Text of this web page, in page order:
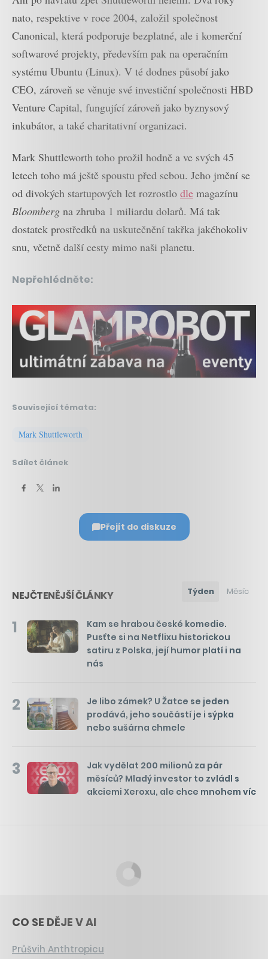
nato, respektive v roce 2004, založil společnost
Canonical, která podporuje bezplatné, ale i komerční
softwarové projekty, především pak na operačním
systému Ubuntu (Linux). V té dodnes působí jako
CEO, zároveň se věnuje své investiční společnosti HBD
Venture Capital, fungující zároveň jako byznysový
inkubátor, a také charitativní organizaci.
Mark Shuttleworth toho prožil hodně a ve svých 45
letech toho má ještě spoustu před sebou. Jeho jmění se
od divokých startupových let rozrostlo dle magazínu
Bloomberg na zhruba 1 miliardu dolarů. Má tak
dostatek prostředků na uskutečnění takřka jakéhokoliv
snu, včetně další cesty mimo naši planetu.
Nepřehlédněte:
Související témata:
Mark Shuttleworth
Sdílet článek
Přejít do diskuze
NEJČTENĚJŠÍ ČLÁNKY Týden Měsíc
1
Kam se hrabou české komedie.
Pusťte si na Netflixu historickou
satiru z Polska, její humor platí i na
nás
2
Je libo zámek? U Žatce se jeden
prodává, jeho součástí je i sýpka
nebo sušárna chmele
3
Jak vydělat 200 milionů za pár
měsíců? Mladý investor to zvládl s
akciemi Xeroxu, ale chce mnohem víc
CO SE DĚJE V AI
Průšvih Anthtropicu